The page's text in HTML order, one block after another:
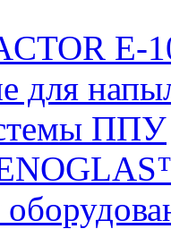
E-
для
ППУ